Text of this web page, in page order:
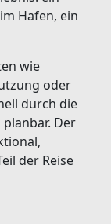
Hafen, ein
wie
oder
durch die
Der
der Reise